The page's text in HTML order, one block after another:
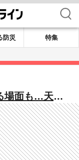
検索
防災
特集
場面も…天皇
夫妻主催の
も歓迎「本当